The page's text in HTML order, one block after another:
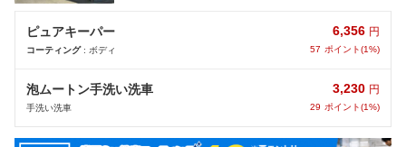
ピュアキーパー
コーティング: ボディ
6,356 円
57 ポイント(1%)
泡ムートン手洗い洗車
手洗い洗車
3,230 円
29 ポイント(1%)